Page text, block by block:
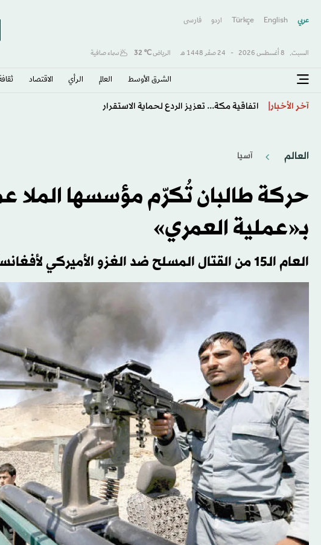
عربي English
Türkçe اردو فارسى
السبت, 8 أغسطس 2026 - 24 صفَر 1448 هـ الرياض℃
32 سماء صافية
الشرق الأوسط​ العالم الرأي الاقتصاد
آخر الأخبار ترمب: الحرب ستنتهي و«هرمز» سيفتح قريباً
العالم آسيا
حركة طالبان تُكرّم مؤسسها الملا
بـ«عملية العمري»
العام الـ15 من القتال المسلح ضد الغزو الأميركي لأفغانستان.. وأكثر المعارك شراسة في ولاية هلمند